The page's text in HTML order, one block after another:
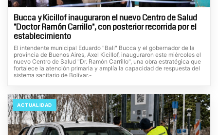
Bucca y Kicillof inauguraron el nuevo Centro de Salud
"Doctor Ramón Carrillo", con posterior recorrida por el
establecimiento
El intendente municipal Eduardo "Bali" Bucca y el gobernador de la
provincia de Buenos Aires, Axel Kicillof, inauguraron este miércoles el
nuevo Centro de Salud "Dr. Ramón Carrillo", una obra estratégica que
fortalece la atención primaria y amplía la capacidad de respuesta del
sistema sanitario de Bolívar.-
ACTUALIDAD